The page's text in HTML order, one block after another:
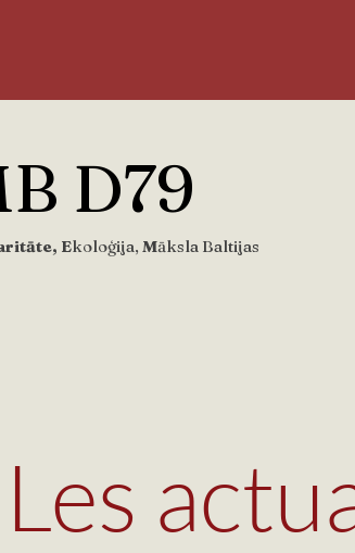
D79
Ekoloģija, Māksla Baltijas
Les